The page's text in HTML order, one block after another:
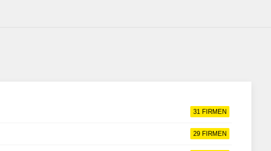
31 FIRMEN
29FIRMEN